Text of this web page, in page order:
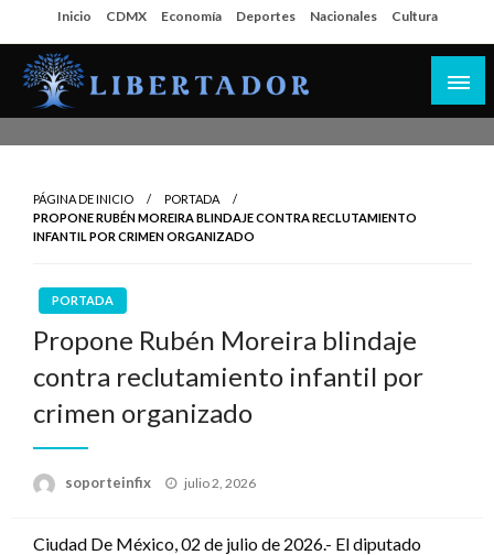
al
contenido
Inicio CDMX Economía Deportes Nacionales Cultura
PÁGINA DE INICIO
PORTADA
PROPONE RUBÉN MOREIRA BLINDAJE CONTRA RECLUTAMIENTO
INFANTIL POR CRIMEN ORGANIZADO
PORTADA
Propone Rubén Moreira blindaje
contra reclutamiento infantil por
crimen organizado
soporteinfix
Publicado
julio 2, 2026
Ciudad De México, 02 de julio de 2026.- El diputado